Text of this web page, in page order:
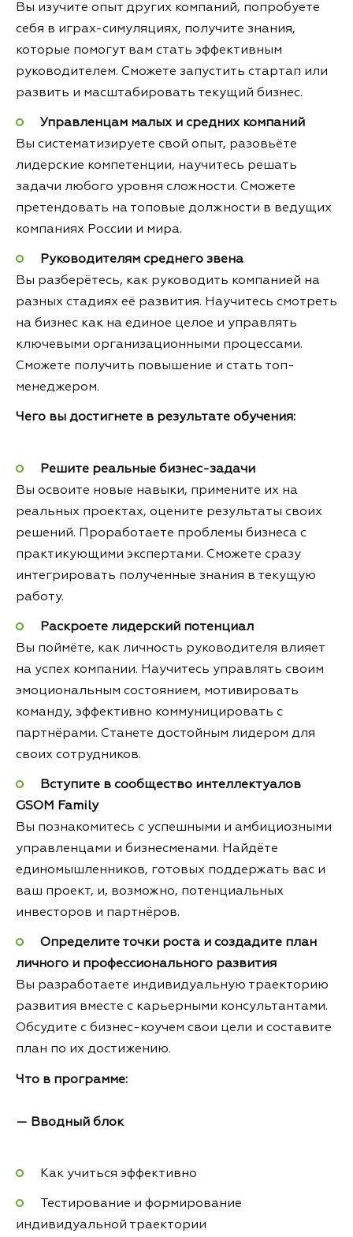
Вы изучите опыт других компаний, попробуете
себя в играх-симуляциях, получите знания,
которые помогут вам стать эффективным
руководителем. Сможете запустить стартап или
развить и масштабировать текущий бизнес.
Управленцам малых и средних компаний
Вы cистематизируете свой опыт, разовьёте
лидерские компетенции, научитесь решать
задачи любого уровня сложности. Сможете
претендовать на топовые должности в ведущих
компаниях России и мира.
Руководителям среднего звена
Вы разберётесь, как руководить компанией на
разных стадиях её развития. Научитесь смотреть
на бизнес как на единое целое и управлять
ключевыми организационными процессами.
Сможете получить повышение и стать топ-
менеджером.
Чего вы достигнете в результате обучения:
Решите реальные бизнес-задачи
Вы освоите новые навыки, примените их на
реальных проектах, оцените результаты своих
решений. Проработаете проблемы бизнеса с
практикующими экспертами. Сможете сразу
интегрировать полученные знания в текущую
работу.
Раскроете лидерский потенциал
Вы поймёте, как личность руководителя влияет
на успех компании. Научитесь управлять своим
эмоциональным состоянием, мотивировать
команду, эффективно коммуницировать с
партнёрами. Станете достойным лидером для
своих сотрудников.
Вступите в сообщество интеллектуалов
GSOM Family
Вы познакомитесь с успешными и амбициозными
управленцами и бизнесменами. Найдёте
единомышленников, готовых поддержать вас и
ваш проект, и, возможно, потенциальных
инвесторов и партнёров.
Определите точки роста и создадите план
личного и профессионального развития
Вы разработаете индивидуальную траекторию
развития вместе с карьерными консультантами.
Обсудите с бизнес-коучем свои цели и составите
план по их достижению.
Что в программе:
— Вводный блок
Как учиться эффективно
Тестирование и формирование
индивидуальной траектории